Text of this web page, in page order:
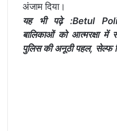
अंजाम दिया।
यह भी पढ़े :Betul
बालिकाओं को आत्मरक्षा
पुलिस की अनूठी पहल, सेल्फ